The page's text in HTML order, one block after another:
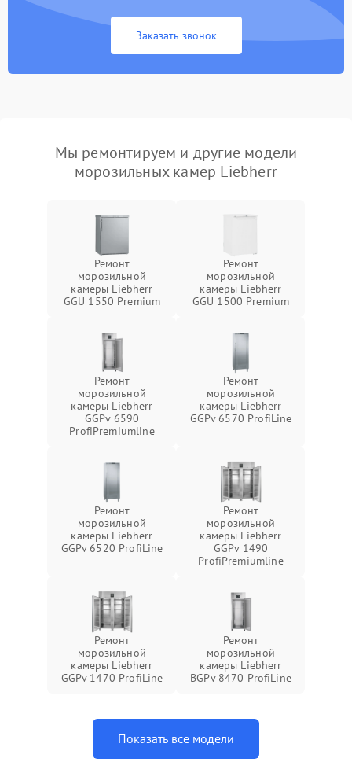
Заказать звонок
Мы ремонтируем и другие модели
морозильных камер Liebherr
Ремонт
морозильной
камеры Liebherr
GGU 1550 Premium
Ремонт
морозильной
камеры Liebherr
GGU 1500 Premium
Ремонт
морозильной
камеры Liebherr
GGPv 6590
ProfiPremiumline
Ремонт
морозильной
камеры Liebherr
GGPv 6570 ProfiLine
Ремонт
морозильной
камеры Liebherr
GGPv 6520 ProfiLine
Ремонт
морозильной
камеры Liebherr
GGPv 1490
ProfiPremiumline
Ремонт
морозильной
камеры Liebherr
GGPv 1470 ProfiLine
Ремонт
морозильной
камеры Liebherr
BGPv 8470 ProfiLine
Показать все модели